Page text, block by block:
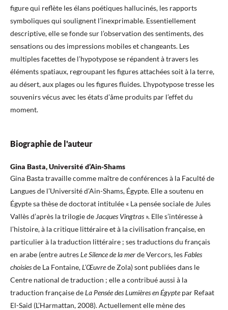
figure qui reflète les élans poétiques hallucinés, les rapports
symboliques qui soulignent l’inexprimable. Essentiellement
descriptive, elle se fonde sur l’observation des sentiments, des
sensations ou des impressions mobiles et changeants. Les
multiples facettes de l’hypotypose se répandent à travers les
éléments spatiaux, regroupant les figures attachées soit à la terre,
au désert, aux plages ou les figures fluides. L’hypotypose tresse les
souvenirs vécus avec les états d’âme produits par l’effet du
moment.
Biographie de l'auteur
Gina Basta, Université d’Ain-Shams
Gina Basta travaille comme maître de conférences à la Faculté de
Langues de l’Université d’Ain-Shams, Égypte. Elle a soutenu en
Égypte sa thèse de doctorat intitulée « La pensée sociale de Jules
Vallès d’après la trilogie de Jacques Vingtras ». Elle s’intéresse à
l’histoire, à la critique littéraire et à la civilisation française, en
particulier à la traduction littéraire ; ses traductions du français
en arabe (entre autresLe Silence de la merde Vercors, lesFables
choisiesde La Fontaine,L’Œuvrede Zola) sont publiées dans le
Centre national de traduction ; elle a contribué aussi à la
traduction française deLa Pensée des Lumières en Égyptepar Refaat
El-Said (L’Harmattan, 2008). Actuellement elle mène des